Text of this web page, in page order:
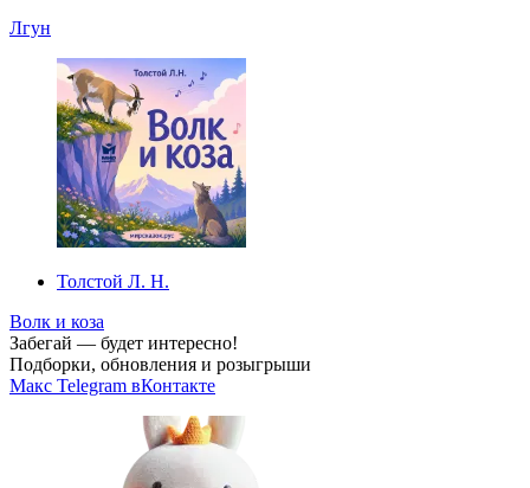
Лгун
Толстой Л. Н.
Волк и коза
Забегай — будет интересно!
Подборки, обновления и розыгрыши
Макс Telegram вКонтакте